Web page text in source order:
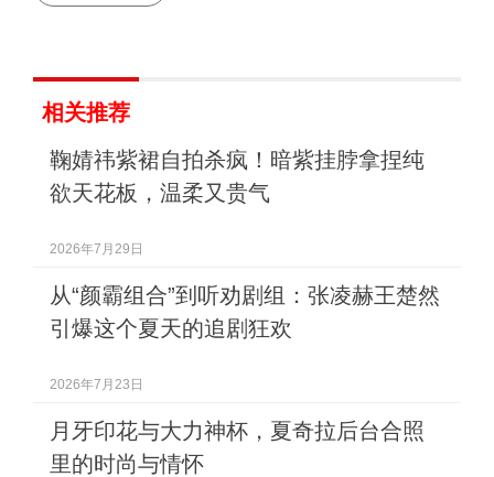
相关推荐
鞠婧祎紫裙自拍杀疯！暗紫挂脖拿捏纯
欲天花板，温柔又贵气
2026年7月29日
从“颜霸组合”到听劝剧组：张凌赫王楚然
引爆这个夏天的追剧狂欢
2026年7月23日
月牙印花与大力神杯，夏奇拉后台合照
里的时尚与情怀